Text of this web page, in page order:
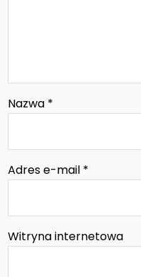
Nazwa *
Adres e-mail *
Witryna internetowa